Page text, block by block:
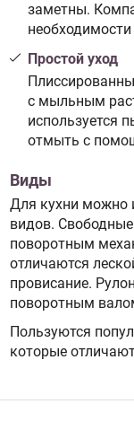
заметны.
Простой уход
с мыльным
используется
отмыть с
Виды
Для кухни можно
видов.
поворотным
отличаются
провисание.
поворотным
Пользуются
которые